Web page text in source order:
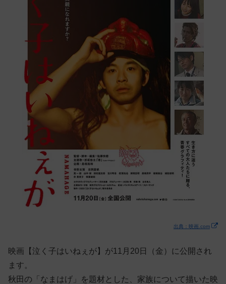
出典：映画.com
映画【泣く子はいねぇが】が11月20日（金）に公開され
ます。
秋田の「なまはげ」を題材とした、家族について描いた映